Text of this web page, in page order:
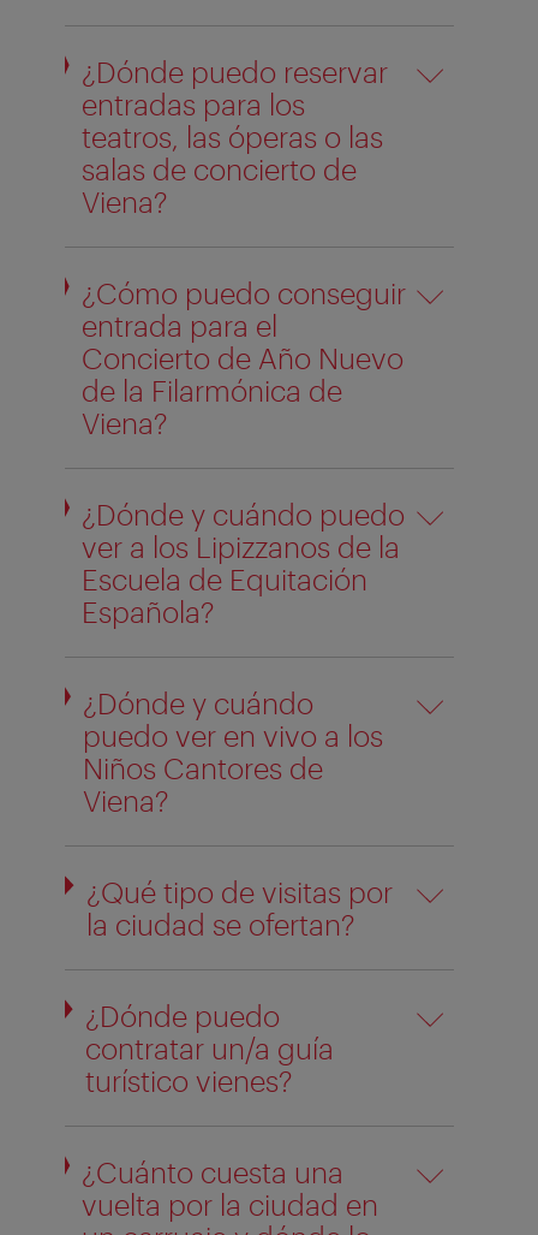
¿Dónde puedo reservar
entradas para los
teatros, las óperas o las
salas de concierto de
Viena?
¿Cómo puedo conseguir
entrada para el
Concierto de Año Nuevo
de la Filarmónica de
Viena?
¿Dónde y cuándo puedo
ver a los Lipizzanos de la
Escuela de Equitación
Española?
¿Dónde y cuándo
puedo ver en vivo a los
Niños Cantores de
Viena?
¿Qué tipo de visitas por
la ciudad se ofertan?
¿Dónde puedo
contratar un/a guía
turístico vienes?
¿Cuánto cuesta una
vuelta por la ciudad en